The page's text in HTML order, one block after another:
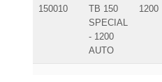
150010
TB 150
SPECIAL
- 1200
AUTO
1200